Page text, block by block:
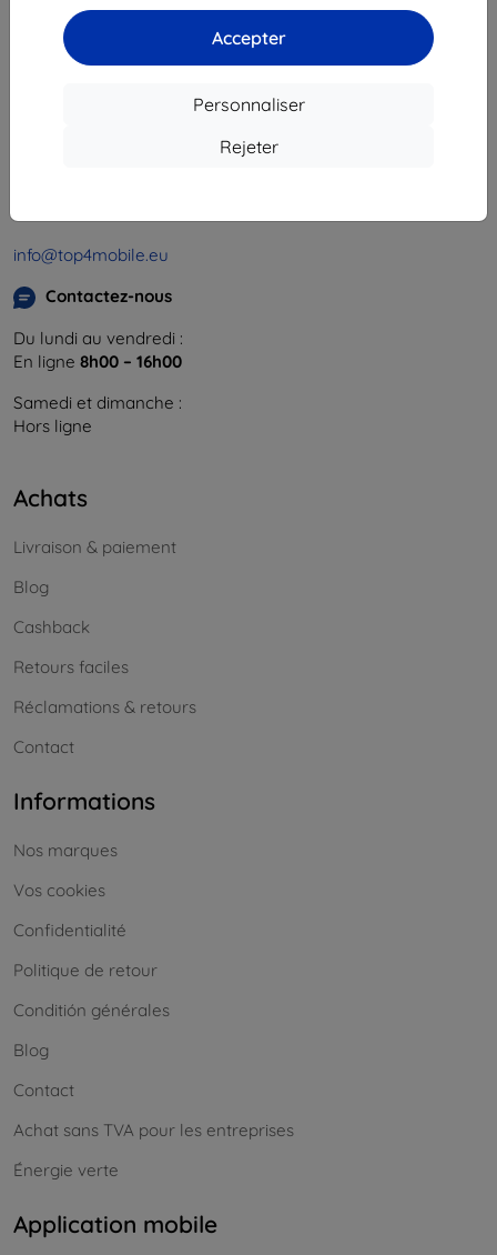
Accepter
Personnaliser
Rejeter
Shield-Sk s.r.o.
Ulica Rudolfa Mocka 3750/2A
841 04 Bratislava
Numéro d’identification d’entreprise :
info@top4mobile.eu
Contactez-nous
Du lundi au vendredi :
En ligne 8h00 – 16h00
Samedi et dimanche :
Hors ligne
Achats
Livraison & paiement
Blog
Cashback
Retours faciles
Réclamations & retours
Contact
Informations
Nos marques
Vos cookies
Confidentialité
Politique de retour
Conditión générales
Blog
Contact
Achat sans TVA pour les entreprises
Énergie verte
Application mobile